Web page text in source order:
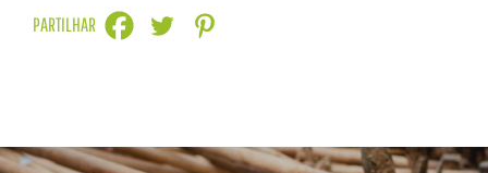
PARTILHAR